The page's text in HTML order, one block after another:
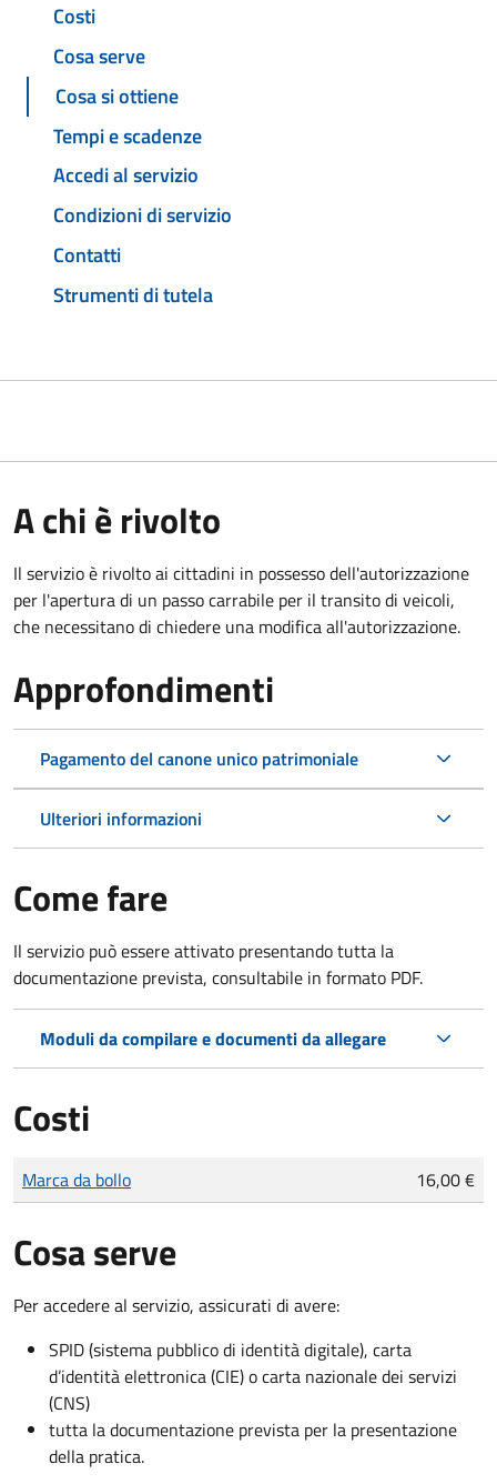
Costi
Cosa serve
Cosa si ottiene
Tempi e scadenze
Accedi al servizio
Condizioni di servizio
Contatti
Strumenti di tutela
A chi è rivolto
Il servizio è rivolto ai cittadini in possesso dell'autorizzazione
per l'apertura di un passo carrabile per il transito di veicoli,
che necessitano di chiedere una modifica all'autorizzazione.
Approfondimenti
Pagamento del canone unico patrimoniale
Ulteriori informazioni
Come fare
Il servizio può essere attivato presentando tutta la
documentazione prevista, consultabile in formato PDF.
Moduli da compilare e documenti da allegare
Costi
Tipo di pagamento
Importo
Marca da bollo 16,00 €
Cosa serve
Per accedere al servizio, assicurati di avere:
SPID (sistema pubblico di identità digitale), carta
d’identità elettronica (CIE) o carta nazionale dei servizi
(CNS)
tutta la documentazione prevista per la presentazione
della pratica.